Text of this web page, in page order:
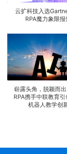
云扩科技入选
RPA魔力象限报
崭露头角，脱颖而
RPA携手中联教育引
机器人教学创